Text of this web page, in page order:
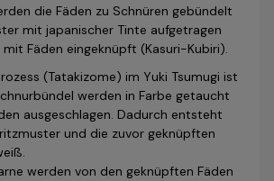
die Fäden zu Schnüren gebündelt
mit japanischer Tinte aufgetragen
Fäden eingeknüpft (Kasuri-Kubiri).
(Tatakizome) im Yuki Tsumugi ist
werden in Farbe getaucht
ausgeschlagen. Dadurch entsteht
und die zuvor geknüpften
werden von den geknüpften Fäden